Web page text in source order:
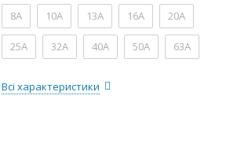
8А 10А 13А 16А 20А
25А 32А 40А 50А 63А
Всі характеристики